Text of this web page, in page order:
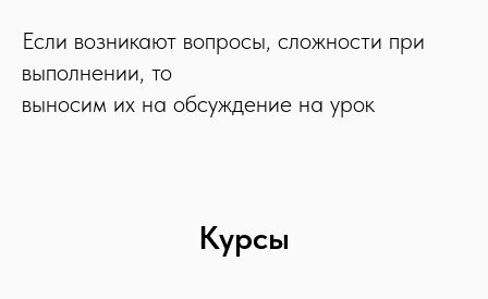
Если возникают вопросы, сложности при
выполнении, то
выносим их на обсуждение на урок
Курсы